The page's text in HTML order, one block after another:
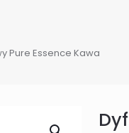
Pure Essence Kawa